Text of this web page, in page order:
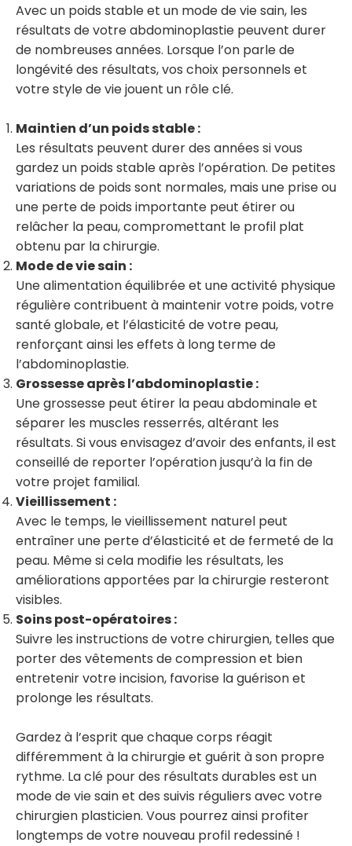
Avec un poids stable et un mode de vie sain, les
résultats de votre abdominoplastie peuvent durer
de nombreuses années. Lorsque l’on parle de
longévité des résultats, vos choix personnels et
votre style de vie jouent un rôle clé.
Maintien d’un poids stable :
Les résultats peuvent durer des années si vous
gardez un poids stable après l’opération. De petites
variations de poids sont normales, mais une prise ou
une perte de poids importante peut étirer ou
relâcher la peau, compromettant le profil plat
obtenu par la chirurgie.
Mode de vie sain :
Une alimentation équilibrée et une activité physique
régulière contribuent à maintenir votre poids, votre
santé globale, et l’élasticité de votre peau,
renforçant ainsi les effets à long terme de
l’abdominoplastie.
Grossesse après l’abdominoplastie :
Une grossesse peut étirer la peau abdominale et
séparer les muscles resserrés, altérant les
résultats. Si vous envisagez d’avoir des enfants, il est
conseillé de reporter l’opération jusqu’à la fin de
votre projet familial.
Vieillissement :
Avec le temps, le vieillissement naturel peut
entraîner une perte d’élasticité et de fermeté de la
peau. Même si cela modifie les résultats, les
améliorations apportées par la chirurgie resteront
visibles.
Soins post-opératoires :
Suivre les instructions de votre chirurgien, telles que
porter des vêtements de compression et bien
entretenir votre incision, favorise la guérison et
prolonge les résultats.
Gardez à l’esprit que chaque corps réagit
différemment à la chirurgie et guérit à son propre
rythme. La clé pour des résultats durables est un
mode de vie sain et des suivis réguliers avec votre
chirurgien plasticien. Vous pourrez ainsi profiter
longtemps de votre nouveau profil redessiné !